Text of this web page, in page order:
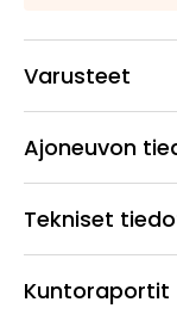
Varusteet
Ajoneuvon
Tekniset
Kuntoraportit